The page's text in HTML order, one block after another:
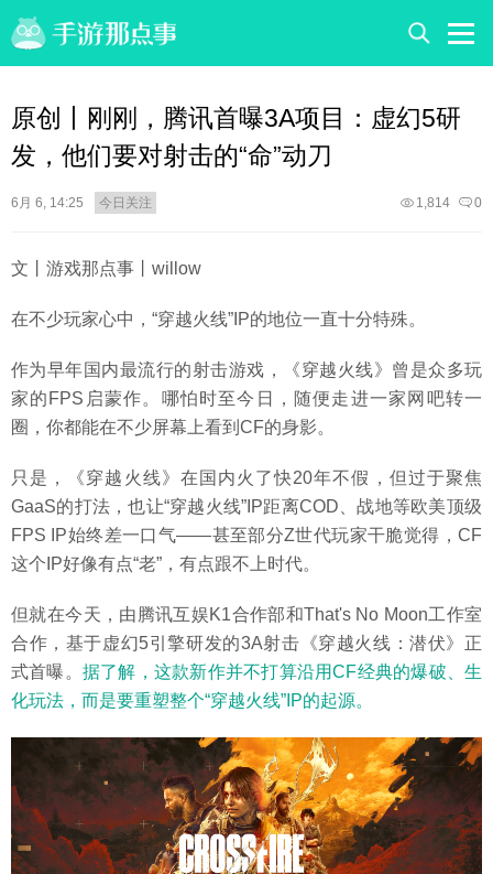
原创丨刚刚，腾讯首曝3A项目：虚幻5研
发，他们要对射击的“命”动刀
6月 6, 14:25 今日关注 0
1,814
文丨游戏那点事丨willow
在不少玩家心中，“穿越火线”IP的地位一直十分特殊。
作为早年国内最流行的射击游戏，《穿越火线》曾是众多玩
家的FPS启蒙作。哪怕时至今日，随便走进一家网吧转一
圈，你都能在不少屏幕上看到CF的身影。
只是，《穿越火线》在国内火了快20年不假，但过于聚焦
GaaS的打法，也让“穿越火线”IP距离COD、战地等欧美顶级
FPS IP始终差一口气——甚至部分Z世代玩家干脆觉得，CF
这个IP好像有点“老”，有点跟不上时代。
但就在今天，由腾讯互娱K1合作部和That's No Moon工作室
合作，基于虚幻5引擎研发的3A射击《穿越火线：潜伏》正
式首曝。 据了解，这款新作并不打算沿用CF经典的爆破、生
化玩法，而是要重塑整个“穿越火线”IP的起源。